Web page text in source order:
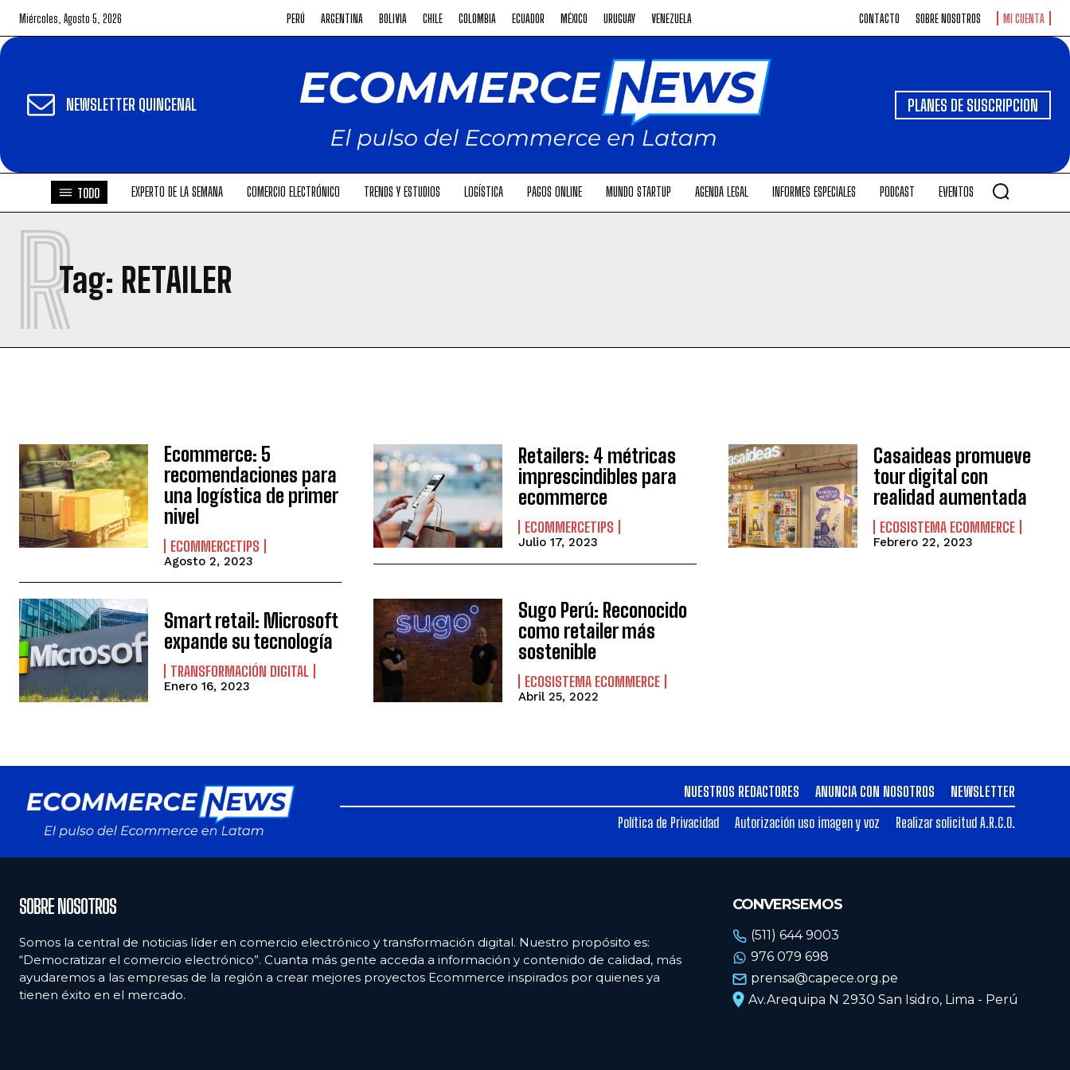
Miércoles, Agosto 5, 2026 PERÚ ARGENTINA BOLIVIA CHILE COLOMBIA ECUADOR MÉXICO URUGUAY VENEZUELA CONTACTO SOBRE NOSOTROS MI CUENTA
NEWSLETTER QUINCENAL PLANES DE SUSCRIPCION
TODO EXPERTO DE LA SEMANA COMERCIO ELECTRÓNICO TRENDS Y ESTUDIOS LOGÍSTICA PAGOS ONLINE MUNDO STARTUP AGENDA LEGAL INFORMES ESPECIALES PODCAST EVENTOS
Tag: RETAILER
R
Ecommerce: 5
recomendaciones para
una logística de primer
nivel
ECOMMERCETIPS
Agosto 2, 2023
Retailers: 4 métricas
imprescindibles para
ecommerce
ECOMMERCETIPS
Julio 17, 2023
Casaideas promueve
tour digital con
realidad aumentada
ECOSISTEMA ECOMMERCE
Febrero 22, 2023
Smart retail: Microsoft
expande su tecnología
TRANSFORMACIÓN DIGITAL
Enero 16, 2023
Sugo Perú: Reconocido
como retailer más
sostenible
ECOSISTEMA ECOMMERCE
Abril 25, 2022
NUESTROS REDACTORES ANUNCIA CON NOSOTROS
NEWSLETTER
Política de Privacidad
Autorización uso imagen y voz Realizar solicitud A.R.C.O.
SOBRE NOSOTROS
Somos la central de noticias líder en comercio electrónico y transformación digital. Nuestro propósito es:
“Democratizar el comercio electrónico”. Cuanta más gente acceda a información y contenido de calidad, más
ayudaremos a las empresas de la región a crear mejores proyectos Ecommerce inspirados por quienes ya
tienen éxito en el mercado.
CONVERSEMOS
(511) 644 9003
976 079 698
prensa@capece.org.pe
Av.Arequipa N 2930 San Isidro, Lima - Perú